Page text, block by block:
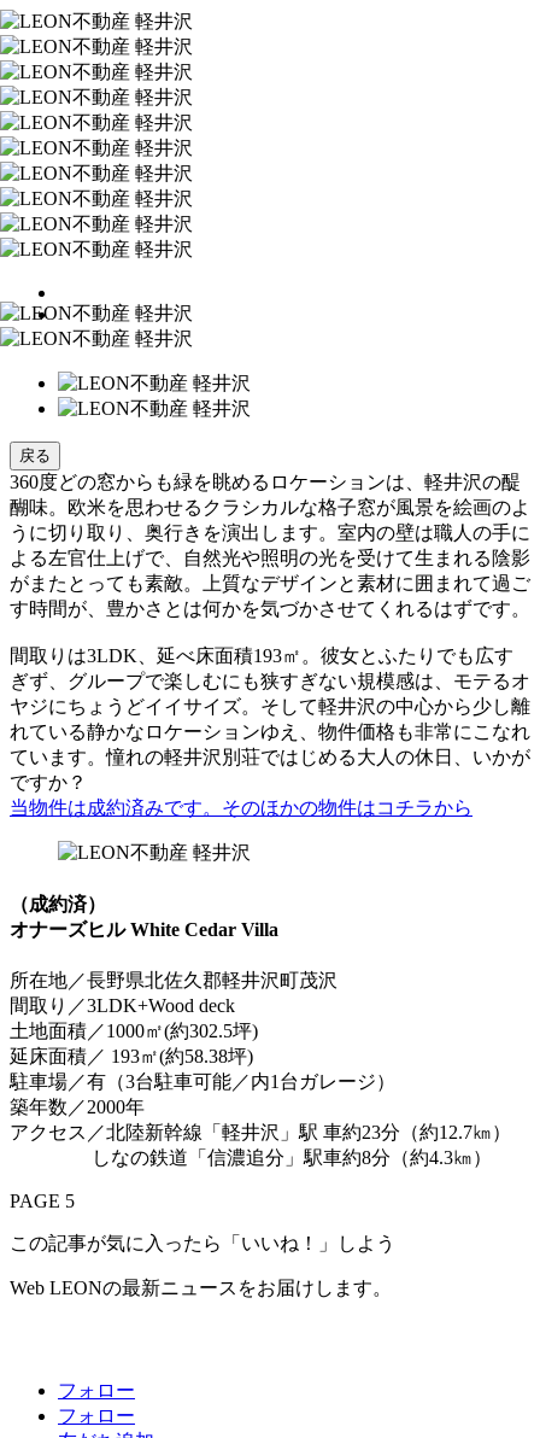
戻る
360度どの窓からも緑を眺めるロケーションは、軽井沢の醍
醐味。欧米を思わせるクラシカルな格子窓が風景を絵画のよ
うに切り取り、奥行きを演出します。室内の壁は職人の手に
よる左官仕上げで、自然光や照明の光を受けて生まれる陰影
がまたとっても素敵。上質なデザインと素材に囲まれて過ご
す時間が、豊かさとは何かを気づかさせてくれるはずです。
間取りは3LDK、延べ床面積193㎡。彼女とふたりでも広す
ぎず、グループで楽しむにも狭すぎない規模感は、モテるオ
ヤジにちょうどイイサイズ。そして軽井沢の中心から少し離
れている静かなロケーションゆえ、物件価格も非常にこなれ
ています。憧れの軽井沢別荘ではじめる大人の休日、いかが
ですか？
当物件は成約済みです。そのほかの物件はコチラから
（成約済）
オナーズヒル White Cedar Villa
所在地／長野県北佐久郡軽井沢町茂沢
間取り／3LDK+Wood deck
土地面積／1000㎡(約302.5坪)
延床面積／ 193㎡(約58.38坪)
駐車場／有（3台駐車可能／内1台ガレージ）
築年数／2000年
アクセス／北陸新幹線「軽井沢」駅 車約23分（約12.7㎞）
しなの鉄道「信濃追分」駅車約8分（約4.3㎞）
PAGE 5
この記事が気に入ったら「いいね！」しよう
Web LEONの最新ニュースをお届けします。
フォロー
フォロー